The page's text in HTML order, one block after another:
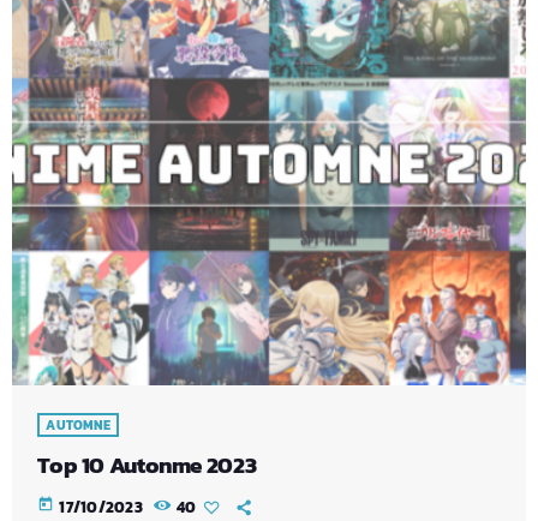
AUTOMNE
Top 10 Autonme 2023
today 17/10/2023 40